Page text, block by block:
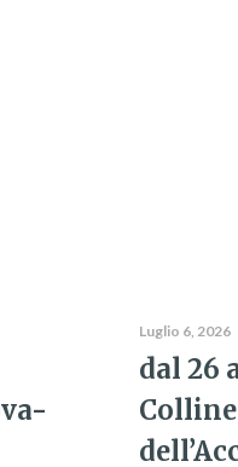
Luglio 6, 2026
dal 26